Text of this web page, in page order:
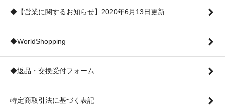
◆【営業に関するお知らせ】2020年6月13日更新
◆WorldShopping
◆返品・交換受付フォーム
特定商取引法に基づく表記